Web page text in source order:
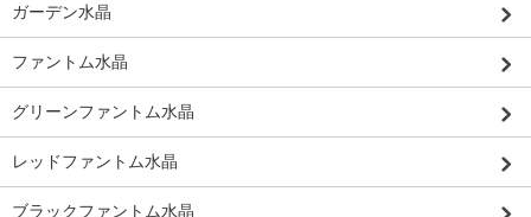
ガーデン水晶
ファントム水晶
グリーンファントム水晶
レッドファントム水晶
ブラックファントム水晶